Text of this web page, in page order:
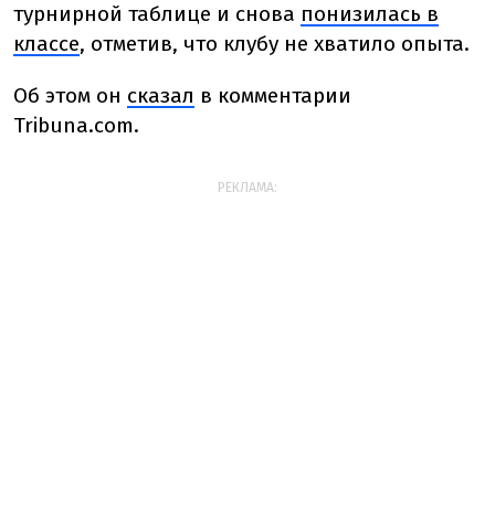
турнирной таблице и снова понизилась в
классе, отметив, что клубу не хватило опыта.
Об этом он сказал в комментарии
Tribuna.com.
РЕКЛАМА: